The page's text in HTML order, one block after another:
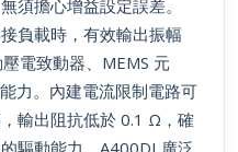
須擔心增益設定誤差。
負載時，有效輸出振幅
電致動器、MEMS 元
力。內建電流限制電路可
輸出阻抗低於 0.1 Ω，確
驅動能力。A400DI 廣泛